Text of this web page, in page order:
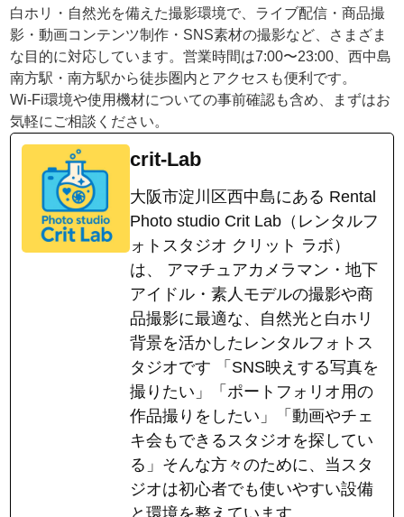
白ホリ・自然光を備えた撮影環境で、ライブ配信・商品撮
影・動画コンテンツ制作・SNS素材の撮影など、さまざま
な目的に対応しています。営業時間は7:00〜23:00、西中島
南方駅・南方駅から徒歩圏内とアクセスも便利です。
Wi-Fi環境や使用機材についての事前確認も含め、まずはお
気軽にご相談ください。
crit-Lab
大阪市淀川区西中島にある Rental
Photo studio Crit Lab（レンタルフ
ォトスタジオ クリット ラボ）
は、 アマチュアカメラマン・地下
アイドル・素人モデルの撮影や商
品撮影に最適な、自然光と白ホリ
背景を活かしたレンタルフォトス
タジオです 「SNS映えする写真を
撮りたい」「ポートフォリオ用の
作品撮りをしたい」「動画やチェ
キ会もできるスタジオを探してい
る」そんな方々のために、当スタ
ジオは初心者でも使いやすい設備
と環境を整えています。